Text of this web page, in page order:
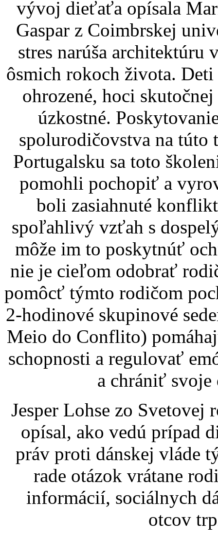
vývoj dieťaťa opísala
Gaspar z Coimbrskej
stres narúša
ôsmich rokoch života.
ohrozené, hoci
úzkostné.
spolurodičovstva na túto
Portugalsku sa toto
pomohli pochopiť a
boli zasiahnuté
spoľahlivý vzťah s
môže im to poskytnúť
nie je cieľom odobrať
pomôcť týmto rodičom
2-hodinové skupinové
Meio do Conflito)
schopnosti a regulovať
a chrániť
Jesper Lohse zo Svetovej
opísal, ako vedú prípad
práv proti dánskej vláde
rade otázok vrátane
informácií, sociálnych
otcov